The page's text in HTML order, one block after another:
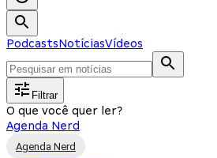
PodcastsNotíciasVídeos
Filtrar
O que você quer ler?
Agenda Nerd
Agenda Nerd